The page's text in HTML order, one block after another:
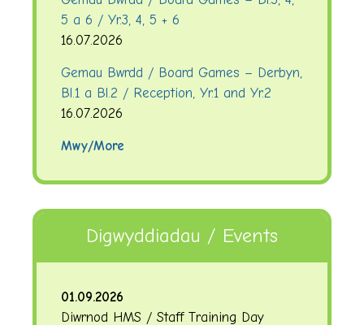
5 a 6 / Yr.3, 4, 5 + 6
16.07.2026
Gemau Bwrdd / Board Games – Derbyn,
Bl.1 a Bl.2 / Reception, Yr.1 and Yr.2
16.07.2026
Mwy/More
Digwyddiadau / Events
01.09.2026
Diwrnod HMS / Staff Training Day